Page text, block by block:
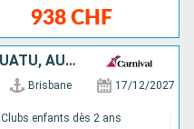
938 CHF
NOUVELLE-CALÉDONIE, VANUATU, AUSTRALIE
Brisbane 17/12/2027
Clubs enfants dès 2 ans